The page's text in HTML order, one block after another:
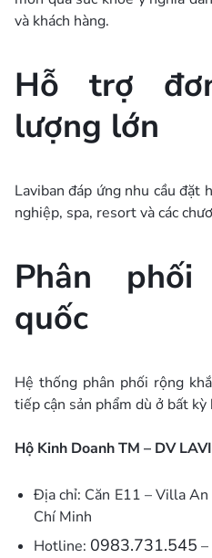
và khách hàng.
Hỗ trợ
lượng lớn
Laviban đáp ứng nhu cầu đặt
nghiệp, spa, resort và các
Phân
quốc
Hệ thống phân phối rộng
tiếp cận sản phẩm dù ở bất kỳ
Hộ Kinh Doanh TM – DV
Địa chỉ: Căn E11 – Villa
Chí Minh
Hotline: 0983.731.545 –